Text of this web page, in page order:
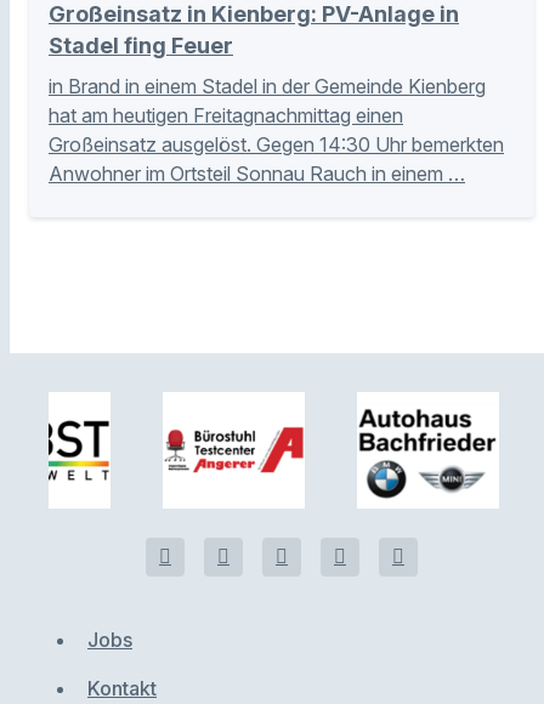
Großeinsatz in Kienberg: PV-Anlage in
Stadel fing Feuer
in Brand in einem Stadel in der Gemeinde Kienberg
hat am heutigen Freitagnachmittag einen
Großeinsatz ausgelöst. Gegen 14:30 Uhr bemerkten
Anwohner im Ortsteil Sonnau Rauch in einem …
Jobs
Kontakt